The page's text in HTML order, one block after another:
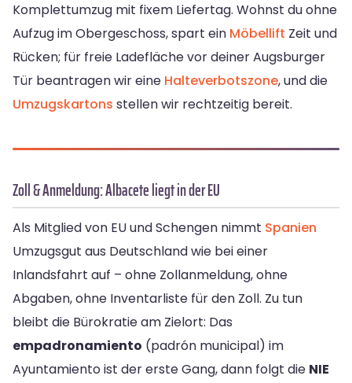
Komplettumzug mit fixem Liefertag. Wohnst du ohne
Aufzug im Obergeschoss, spart ein Möbellift Zeit und
Rücken; für freie Ladefläche vor deiner Augsburger
Tür beantragen wir eine Halteverbotszone, und die
Umzugskartons stellen wir rechtzeitig bereit.
Zoll & Anmeldung: Albacete liegt in der EU
Als Mitglied von EU und Schengen nimmt Spanien
Umzugsgut aus Deutschland wie bei einer
Inlandsfahrt auf – ohne Zollanmeldung, ohne
Abgaben, ohne Inventarliste für den Zoll. Zu tun
bleibt die Bürokratie am Zielort: Das
empadronamiento (padrón municipal) im
Ayuntamiento ist der erste Gang, dann folgt die NIE